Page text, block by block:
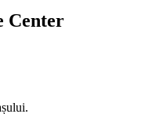
Center